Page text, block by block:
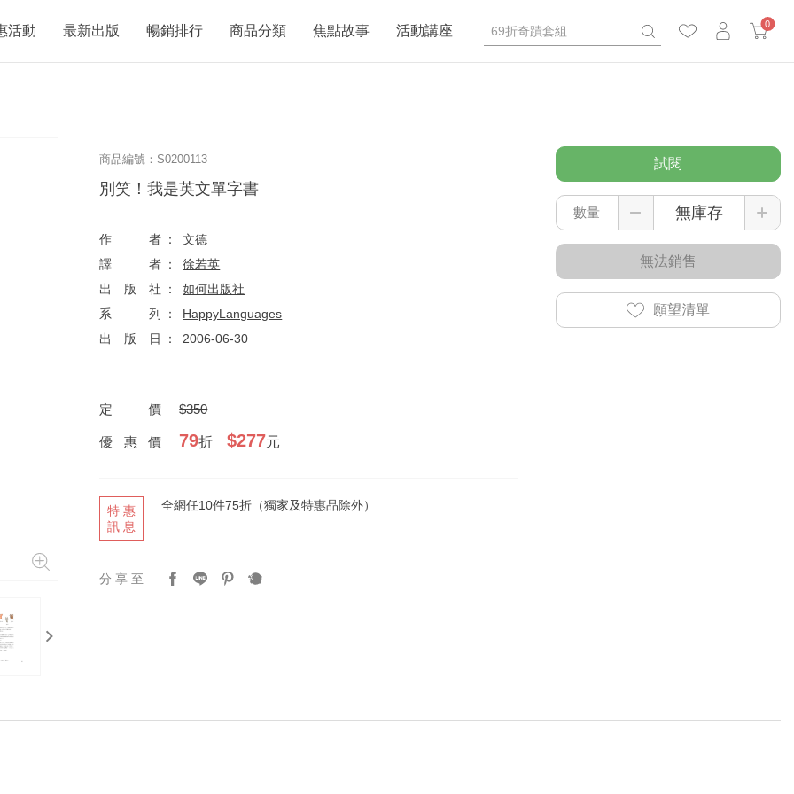
0
活動 最新出版 暢銷排行 商品分類 焦點故事 活動講座
商品編號：S0200113
別笑！我是英文單字書
作者
文德
譯者
徐若英
出版社
如何出版社
系列
HappyLanguages
出版日
2006-06-30
定價 $350
優惠價 79折$277元
特惠
訊息
全網任10件75折（獨家及特惠品除外）
分享至
試閱
數量
無法銷售
願望清單